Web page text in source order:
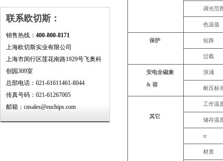
联系欧切斯：
销售热线： 400-800-8171
上海欧切斯实业有限公司
上海市闵行区莲花南路1929号飞奥科
创园309室
总部电话：021-61611461-8044
传真号码：021-61267005
邮箱：cnsales@euchips.com
调光范
色温值
保护 短路
过载
安电全磁兼
&容
浪涌
耐压标
其它
工作温
储存温
tc
材质